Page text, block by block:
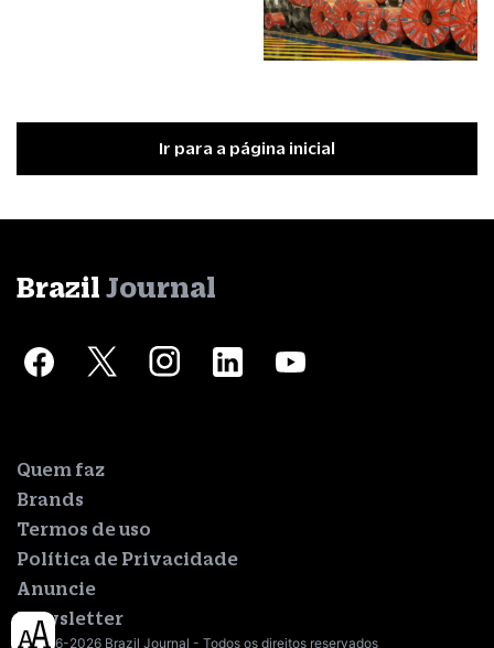
Ir para a página inicial
Brazil Journal
Quem faz
Brands
Termos de uso
Política de Privacidade
Anuncie
Newsletter
© 2016-2026 Brazil Journal - Todos os direitos reservados